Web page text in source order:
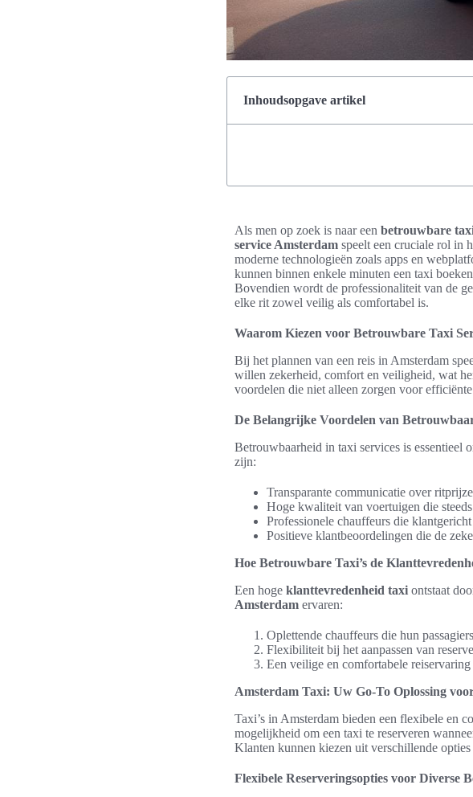
Inhoudsopgave artikel
Als men op zoek is naar een betrouwbare
service Amsterdam speelt een cruciale rol in
moderne technologieën zoals apps en
kunnen binnen enkele minuten een taxi
Bovendien wordt de professionaliteit van de
elke rit zowel veilig als comfortabel is.
Waarom Kiezen voor Betrouwbare Taxi
Bij het plannen van een reis in Amsterdam
willen zekerheid, comfort en veiligheid, wat
voordelen die niet alleen zorgen voor
De Belangrijke Voordelen van
Betrouwbaarheid in taxi services is essentieel
zijn:
Transparante communicatie over
Hoge kwaliteit van voertuigen die
Professionele chauffeurs die
Positieve klantbeoordelingen die de
Hoe Betrouwbare Taxi’s de
Een hoge klanttevredenheid taxi ontstaat
Amsterdam ervaren:
Oplettende chauffeurs die hun
Flexibiliteit bij het aanpassen van
Een veilige en comfortabele
Amsterdam Taxi: Uw Go-To Oplossing
Taxi’s in Amsterdam bieden een flexibele en
mogelijkheid om een taxi te reserveren
Klanten kunnen kiezen uit verschillende
Flexibele Reserveringsopties voor Diverse